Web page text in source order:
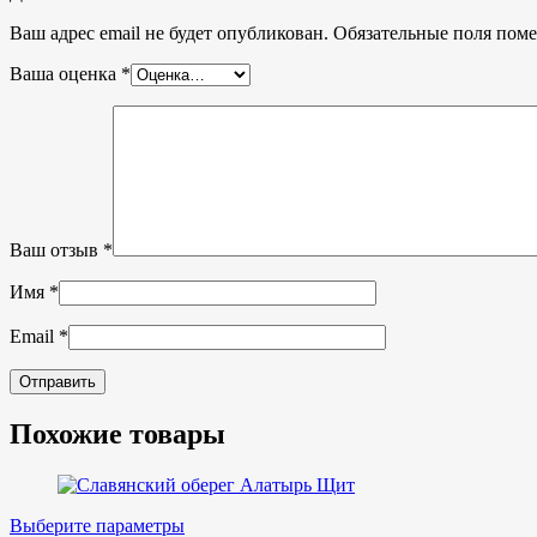
Ваш адрес email не будет опубликован. Обязательные поля
Ваша оценка *
Ваш отзыв *
Имя *
Email *
Похожие товары
Выберите параметры